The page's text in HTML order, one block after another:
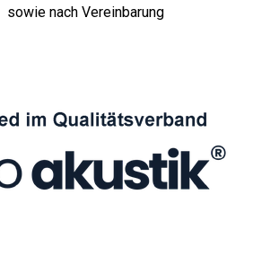
sowie nach Vereinbarung